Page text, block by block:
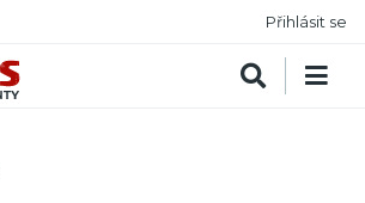
Přihlásit se